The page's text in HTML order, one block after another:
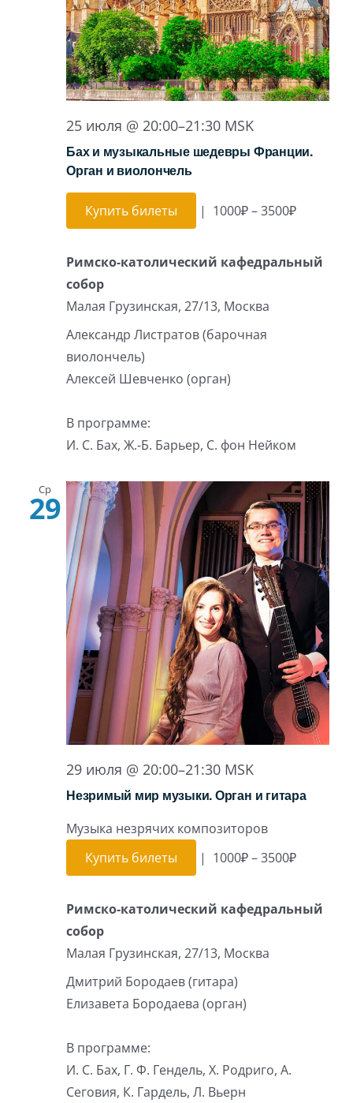
25 июля @ 20:00–21:30 MSK
Бах и музыкальные шедевры Франции.
Орган и виолончель
Купить билеты | 1000₽ – 3500₽
Римско-католический кафедральный
собор
Малая Грузинская, 27/13, Москва
Александр Листратов (барочная
виолончель)
Алексей Шевченко (орган)
В программе:
И. С. Бах, Ж.-Б. Барьер, С. фон Нейком
Ср
29
29 июля @ 20:00–21:30 MSK
Незримый мир музыки. Орган и гитара
Музыка незрячих композиторов
Купить билеты
| 1000₽ – 3500₽
Римско-католический кафедральный
собор
Малая Грузинская, 27/13, Москва
Дмитрий Бородаев (гитара)
Елизавета Бородаева (орган)
В программе:
И. С. Бах, Г. Ф. Гендель, Х. Родриго, А.
Сеговия, К. Гардель, Л. Вьерн